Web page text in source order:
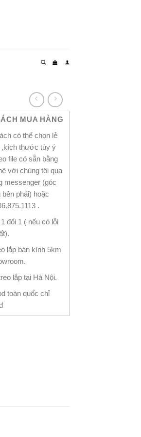
MUA HÀNG
có thể chọn lẻ
,kích thước tùy ý
file có sẵn bằng
với chúng tôi qua
messenger (góc
phải) hoặc
.
đổi 1 ( nếu có lỗi
lắp bán kính 5km
lắp tại Hà Nội.
toàn quốc chỉ